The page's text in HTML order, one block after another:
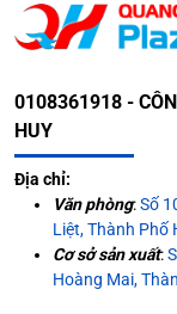
0108361918 -
HUY
Địa chỉ:
Văn phòng:Số
Liệt, Thành Phố
Cơ sở sản xuất:
Hoàng Mai,